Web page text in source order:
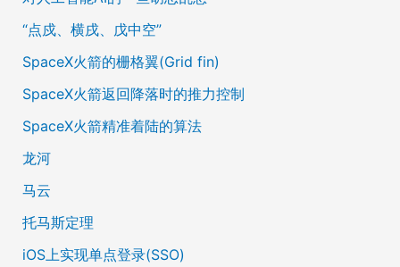
“点戍、横戌、戊中空”
SpaceX火箭的栅格翼(Grid fin)
SpaceX火箭返回降落时的推力控制
SpaceX火箭精准着陆的算法
龙河
马云
托马斯定理
iOS上实现单点登录(SSO)